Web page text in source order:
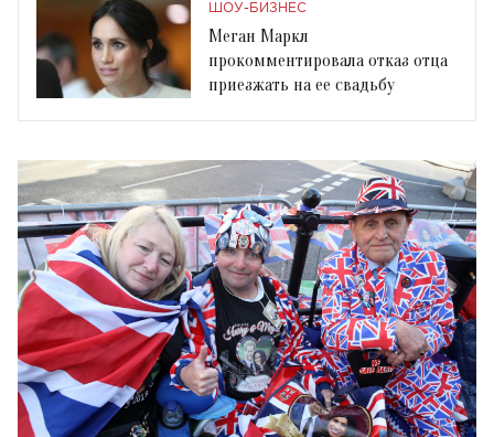
ШОУ-БИЗНЕС
Меган Маркл
прокомментировала отказ отца
приезжать на ее свадьбу